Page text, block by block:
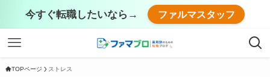
今すぐ転職したいなら→ ファルマスタッフ
TOPページ ストレス